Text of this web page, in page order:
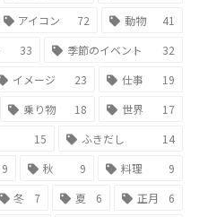
アイコン 72 動物
41
33 季節のイベント
32
イメージ 23 仕事
19
乗り物 18 世界
17
15 ふきだし
14
9 秋 9 料理
9
冬 7 夏 6 正月
6